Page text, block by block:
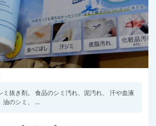
ミ抜き剤。 食品のシミ汚れ、泥汚れ、 汗や血液
油のシミ、 ...